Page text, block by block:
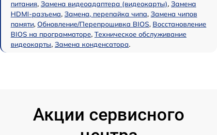
питания, Замена видеоадаптера (видеокарты), Замена
HDMI-разъема, Замена, перепайка чипа, Замена чипов
памяти, Обновление/Перепрошивка BIOS, Восстановление
BIOS на программаторе, Техническое обслуживание
видеокарты, Замена конденсатора.
Акции сервисного